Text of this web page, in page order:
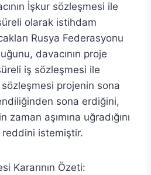
İşkur sözleşmesi ile
olarak istihdam
Rusya Federasyonu
davacının proje
iş sözleşmesi ile
sözleşmesi projenin sona
sona erdiğini,
zaman aşımına uğradığını
reddini istemiştir.
Kararının Özeti: